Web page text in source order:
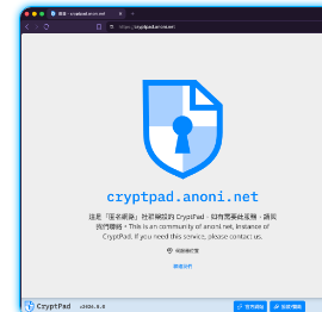
技術
翻譯文章